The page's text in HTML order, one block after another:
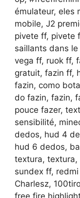
émulateur, eles
mobile, J2
pivete ff, pivete
saillants dans
vega ff, ruok ff,
gratuit, fazin ff,
fazin, como
do fazin, fazin,
pouce fazer,
sensibilité,
dedos, hud 4
hud 6 dedos,
textura, textura,
sundex ff,
Charlesz,
free fire